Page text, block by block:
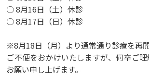
○ 8月16日（土）休診
○ 8月17日（日）休診
※8月18日（月）より通常通り診療を再開
ご不便をおかけいたしますが、何卒ご
お願い申し上げます。